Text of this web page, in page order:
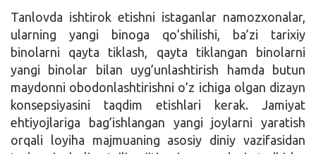
Tanlovda ishtirok etishni istaganlar namozxonalar,
ularning yangi binoga qo’shilishi, ba’zi tarixiy
binolarni qayta tiklash, qayta tiklangan binolarni
yangi binolar bilan uyg’unlashtirish hamda butun
maydonni obodonlashtirishni o’z ichiga olgan dizayn
konsepsiyasini taqdim etishlari kerak. Jamiyat
ehtiyojlariga bag’ishlangan yangi joylarni yaratish
orqali loyiha majmuaning asosiy diniy vazifasidan